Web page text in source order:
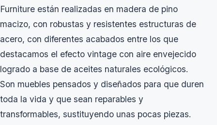
Furniture están realizadas en madera de pino
macizo, con robustas y resistentes estructuras de
acero, con diferentes acabados entre los que
destacamos el efecto vintage con aire envejecido
logrado a base de aceites naturales ecológicos.
Son muebles pensados y diseñados para que duren
toda la vida y que sean reparables y
transformables, sustituyendo unas pocas piezas.